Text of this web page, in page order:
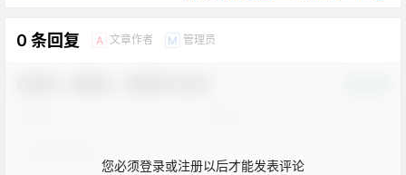
0 条回复 A 文章作者 M 管理员
您必须登录或注册以后才能发表评论